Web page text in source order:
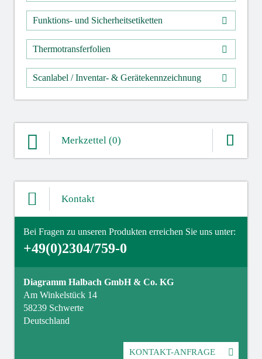
Funktions- und Sicherheitsetiketten
Thermotransferfolien
Scanlabel / Inventar- & Gerätekennzeichnung
Merkzettel (0)
ZUM MERKZETTEL
Kontakt
Bei Fragen zu unseren Produkten erreichen Sie uns unter:
+49(0)2304/759-0
Diagramm Halbach GmbH & Co. KG
Am Winkelstück 14
58239 Schwerte
Deutschland
KONTAKT-ANFRAGE